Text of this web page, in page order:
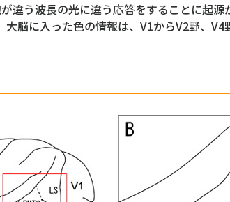
違う波長の光に違う応答をすることに起
脳に入った色の情報は、V1からV2野、V4